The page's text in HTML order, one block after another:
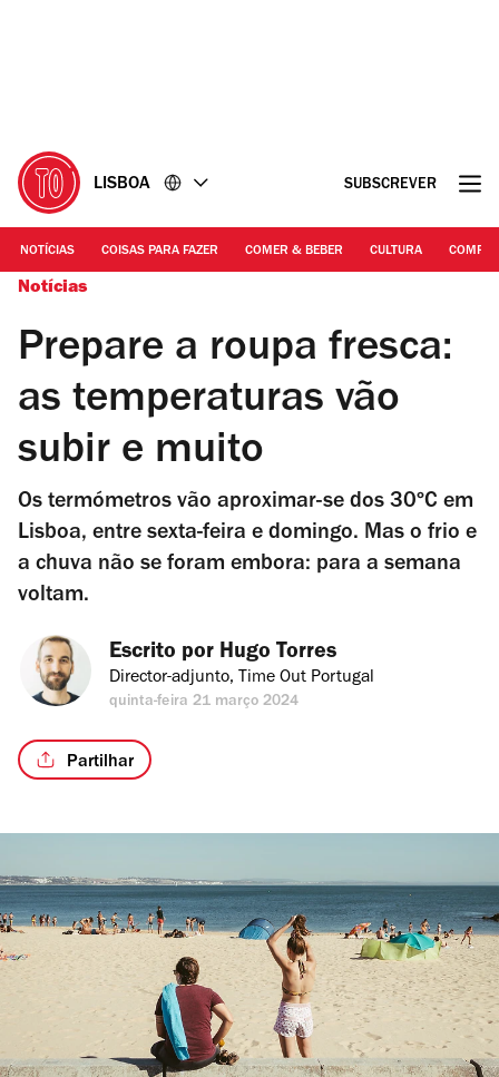
LISBOA SUBSCREVER
NOTÍCIAS COISAS PARA FAZER COMER & BEBER CULTURA
Notícias
Prepare a roupa fresca:
as temperaturas vão
subir e muito
Os termómetros vão aproximar-se dos 30ºC em
Lisboa, entre sexta-feira e domingo. Mas o frio e
a chuva não se foram embora: para a semana
voltam.
Escrito por Hugo Torres
Director-adjunto, Time Out Portugal
quinta-feira 21 março 2024
Partilhar